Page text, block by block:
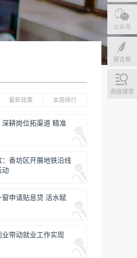
公众号
留言板
高级搜索
最新政策 本周排行
深耕岗位拓渠道 精准
香坊区开展地铁沿线
动
申请贴息贷 活水赋
带动就业工作实现